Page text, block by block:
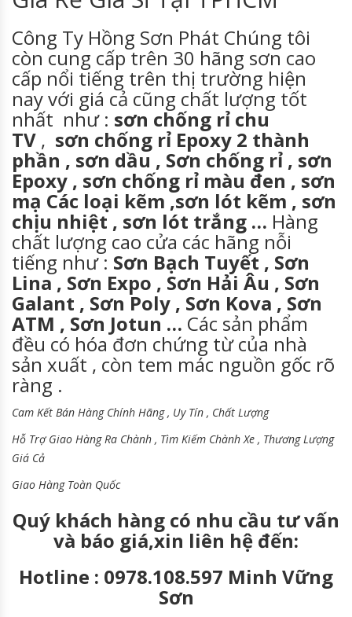
Công Ty Hồng Sơn Phát Chúng tôi
còn cung cấp trên 30 hãng sơn cao
cấp nổi tiếng trên thị trường hiện
nay với giá cả cũng chất lượng tốt
nhất như : sơn chống rỉ chu
TV , sơn chống rỉ Epoxy 2 thành
phần , sơn dầu , Sơn chống rỉ , sơn
Epoxy , sơn chống rỉ màu đen , sơn
mạ Các loại kẽm ,sơn lót kẽm , sơn
chịu nhiệt , sơn lót trắng … Hàng
chất lượng cao cửa các hãng nỗi
tiếng như : Sơn Bạch Tuyết , Sơn
Lina , Sơn Expo , Sơn Hải Âu , Sơn
Galant , Sơn Poly , Sơn Kova , Sơn
ATM , Sơn Jotun … Các sản phẩm
đều có hóa đơn chứng từ của nhà
sản xuất , còn tem mác nguồn gốc rõ
ràng .
Cam Kết Bán Hàng Chính Hãng , Uy Tín , Chất Lượng
Hỗ Trợ Giao Hàng Ra Chành , Tìm Kiếm Chành Xe , Thương Lượng
Giá Cả
Giao Hàng Toàn Quốc
Quý khách hàng có nhu cầu tư vấn
và báo giá,xin liên hệ đến:
Hotline : 0978.108.597 Minh Vững
Sơn